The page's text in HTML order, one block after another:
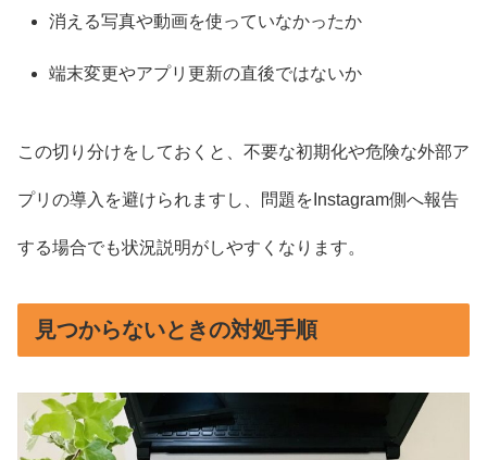
消える写真や動画を使っていなかったか
端末変更やアプリ更新の直後ではないか
この切り分けをしておくと、不要な初期化や危険な外部ア
プリの導入を避けられますし、問題をInstagram側へ報告
する場合でも状況説明がしやすくなります。
見つからないときの対処手順